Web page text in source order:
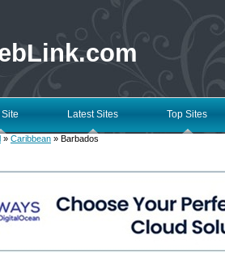
Latest Sites Top Sites
» Caribbean » Barbados